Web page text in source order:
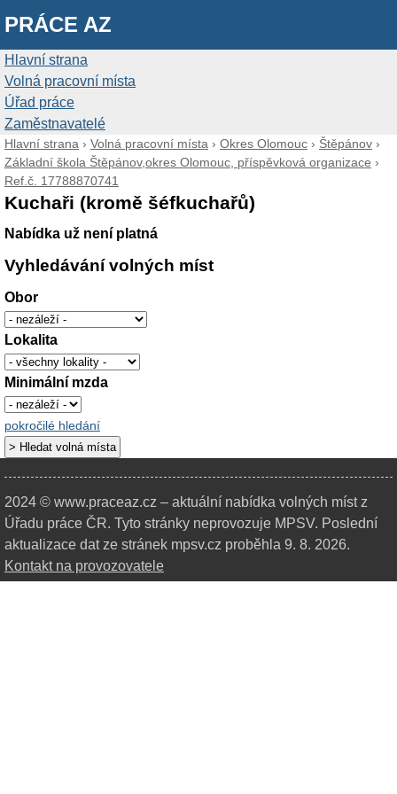
PRÁCE AZ
Hlavní strana
Volná pracovní místa
Úřad práce
Zaměstnavatelé
Hlavní strana › Volná pracovní místa › Okres Olomouc › Štěpánov ›
Základní škola Štěpánov,okres Olomouc, příspěvková organizace ›
Ref.č. 17788870741
Kuchaři (kromě šéfkuchařů)
Nabídka už není platná
Vyhledávání volných míst
Obor
Lokalita
Minimální mzda
pokročilé hledání
2024 © www.praceaz.cz – aktuální nabídka volných míst z
Úřadu práce ČR. Tyto stránky neprovozuje MPSV. Poslední
aktualizace dat ze stránek mpsv.cz proběhla 9. 8. 2026.
Kontakt na provozovatele